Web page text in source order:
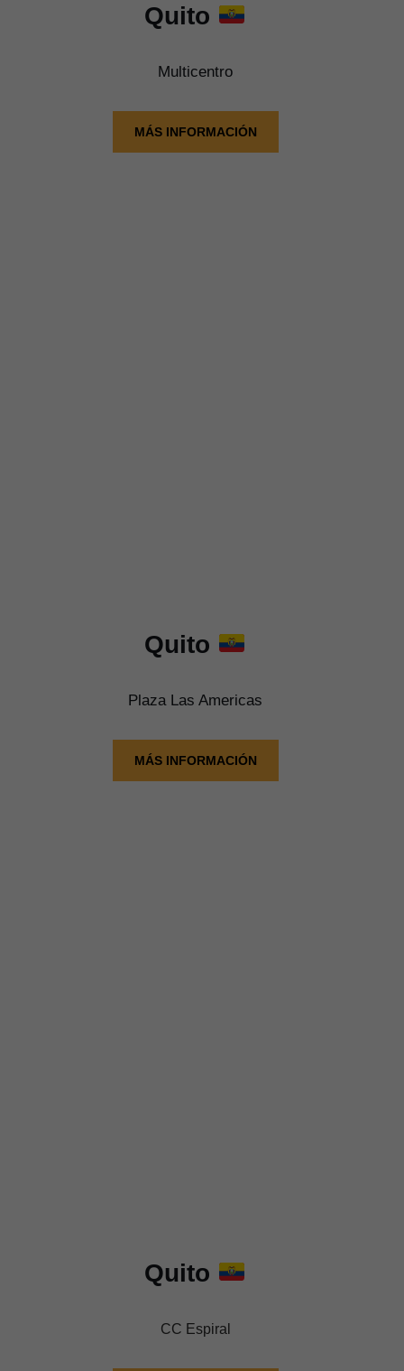
Quito
Multicentro
MÁS INFORMACIÓN
Quito
Plaza Las Americas
MÁS INFORMACIÓN
Quito
CC Espiral